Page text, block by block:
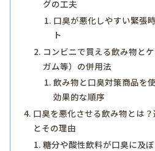
グの工夫
口臭が悪化しやすい緊張
ト
コンビニで買える飲み物と
ガム等）の併用法
飲み物と口臭対策商品を
効果的な順序
口臭を悪化させる飲み物とは
とその理由
糖分や酸性飲料が口臭に及